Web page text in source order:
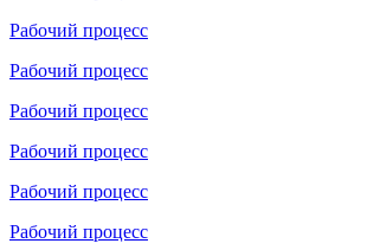
Рабочий процесс
Рабочий процесс
Рабочий процесс
Рабочий процесс
Рабочий процесс
Рабочий процесс